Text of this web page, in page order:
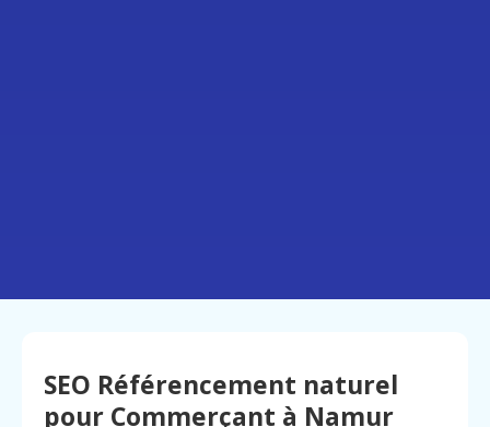
SEO Référencement naturel
pour Commerçant à Namur